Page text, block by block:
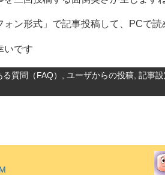
ォン形式」で記事投稿して、PCで読
いです
る質問（FAQ） ユーザからの投稿 記事